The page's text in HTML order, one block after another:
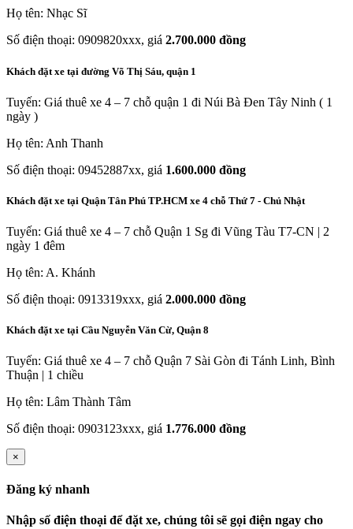
Họ tên: Nhạc Sĩ
Số điện thoại: 0909820xxx, giá 2.700.000 đồng
Khách đặt xe tại đường Võ Thị Sáu, quận 1
Tuyến: Giá thuê xe 4 – 7 chỗ quận 1 đi Núi Bà Đen Tây Ninh ( 1
ngày )
Họ tên: Anh Thanh
Số điện thoại: 09452887xx, giá 1.600.000 đồng
Khách đặt xe tại Quận Tân Phú TP.HCM xe 4 chỗ Thứ 7 - Chủ Nhật
Tuyến: Giá thuê xe 4 – 7 chỗ Quận 1 Sg đi Vũng Tàu T7-CN | 2
ngày 1 đêm
Họ tên: A. Khánh
Số điện thoại: 0913319xxx, giá 2.000.000 đồng
Khách đặt xe tại Cầu Nguyễn Văn Cừ, Quận 8
Tuyến: Giá thuê xe 4 – 7 chỗ Quận 7 Sài Gòn đi Tánh Linh, Bình
Thuận | 1 chiều
Họ tên: Lâm Thành Tâm
Số điện thoại: 0903123xxx, giá 1.776.000 đồng
×
Đăng ký nhanh
Nhập số điện thoại để đặt xe, chúng tôi sẽ gọi điện ngay cho